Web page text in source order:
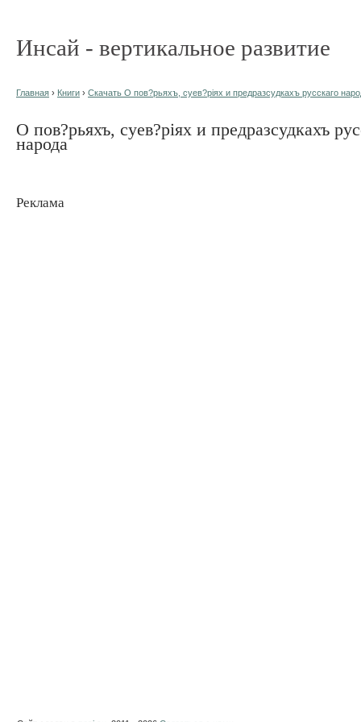
Инсай - вертикальное развитие
Главная › Книги › Скачать О пов?рьяхъ, суев?ріях и предразсудкахъ русскаго
О пов?рьяхъ, суев?ріях и предразсудкахъ
народа
Реклама